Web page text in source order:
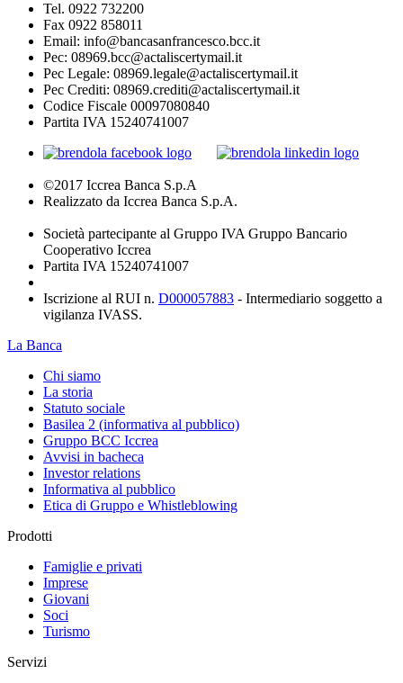
Tel. 0922 732200
Fax 0922 858011
Email: info@bancasanfrancesco.bcc.it
Pec: 08969.bcc@actaliscertymail.it
Pec Legale: 08969.legale@actaliscertymail.it
Pec Crediti: 08969.crediti@actaliscertymail.it
Codice Fiscale 00097080840
Partita IVA 15240741007
©2017 Iccrea Banca S.p.A
Realizzato da Iccrea Banca S.p.A.
Società partecipante al Gruppo IVA Gruppo Bancario
Cooperativo Iccrea
Partita IVA 15240741007
Iscrizione al RUI n. D000057883 - Intermediario soggetto a
vigilanza IVASS.
La Banca
Chi siamo
La storia
Statuto sociale
Basilea 2 (informativa al pubblico)
Gruppo BCC Iccrea
Avvisi in bacheca
Investor relations
Informativa al pubblico
Etica di Gruppo e Whistleblowing
Prodotti
Famiglie e privati
Imprese
Giovani
Soci
Turismo
Servizi